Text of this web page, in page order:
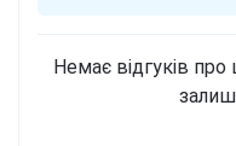
Немає відгуків